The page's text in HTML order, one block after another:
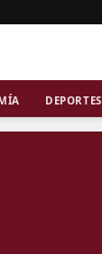
DEPORTES